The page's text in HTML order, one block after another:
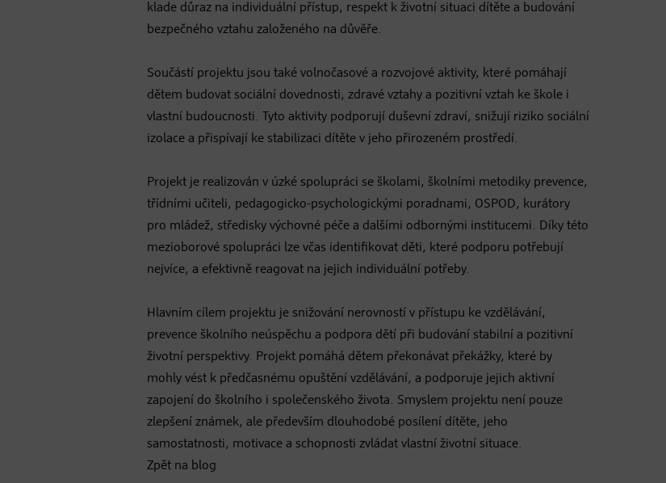
klade důraz na individuální přístup, respekt k životní situaci dítěte a budování
bezpečného vztahu založeného na důvěře.
Součástí projektu jsou také volnočasové a rozvojové aktivity, které pomáhají
dětem budovat sociální dovednosti, zdravé vztahy a pozitivní vztah ke škole i
vlastní budoucnosti. Tyto aktivity podporují duševní zdraví, snižují riziko sociální
izolace a přispívají ke stabilizaci dítěte v jeho přirozeném prostředí.
Projekt je realizován v úzké spolupráci se školami, školními metodiky prevence,
třídními učiteli, pedagogicko-psychologickými poradnami, OSPOD, kurátory
pro mládež, středisky výchovné péče a dalšími odbornými institucemi. Díky této
mezioborové spolupráci lze včas identifikovat děti, které podporu potřebují
nejvíce, a efektivně reagovat na jejich individuální potřeby.
Hlavním cílem projektu je snižování nerovností v přístupu ke vzdělávání,
prevence školního neúspěchu a podpora dětí při budování stabilní a pozitivní
životní perspektivy. Projekt pomáhá dětem překonávat překážky, které by
mohly vést k předčasnému opuštění vzdělávání, a podporuje jejich aktivní
zapojení do školního i společenského života. Smyslem projektu není pouze
zlepšení známek, ale především dlouhodobé posílení dítěte, jeho
samostatnosti, motivace a schopnosti zvládat vlastní životní situace.
Zpět na blog